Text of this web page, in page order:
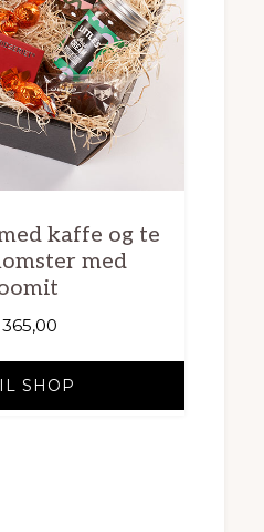
kaffe og te
med
365,00
SHOP